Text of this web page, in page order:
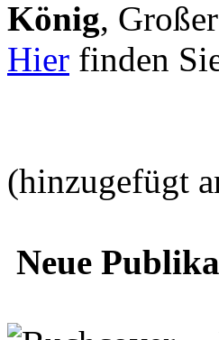
König,
Hier finden
(hinzugefügt
Neue